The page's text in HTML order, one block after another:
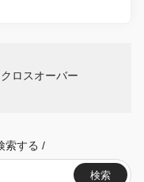
ロスオーバー
索する /
検索